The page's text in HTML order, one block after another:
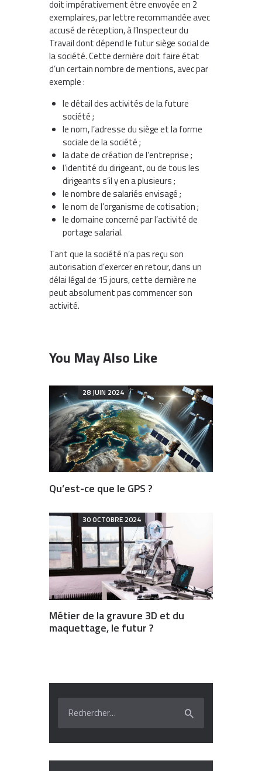
doit impérativement être envoyée en 2
exemplaires, par lettre recommandée avec
accusé de réception, à l’Inspecteur du
Travail dont dépend le futur siège social de
la société. Cette dernière doit faire état
d’un certain nombre de mentions, avec par
exemple :
le détail des activités de la future
société ;
le nom, l’adresse du siège et la forme
sociale de la société ;
la date de création de l’entreprise ;
l’identité du dirigeant, ou de tous les
dirigeants s’il y en a plusieurs ;
le nombre de salariés envisagé ;
le nom de l’organisme de cotisation ;
le domaine concerné par l’activité de
portage salarial.
Tant que la société n’a pas reçu son
autorisation d’exercer en retour, dans un
délai légal de 15 jours, cette dernière ne
peut absolument pas commencer son
activité.
You May Also Like
28 JUIN 2024
Qu’est-ce que le GPS ?
30 OCTOBRE 2024
Métier de la gravure 3D et du
maquettage, le futur ?